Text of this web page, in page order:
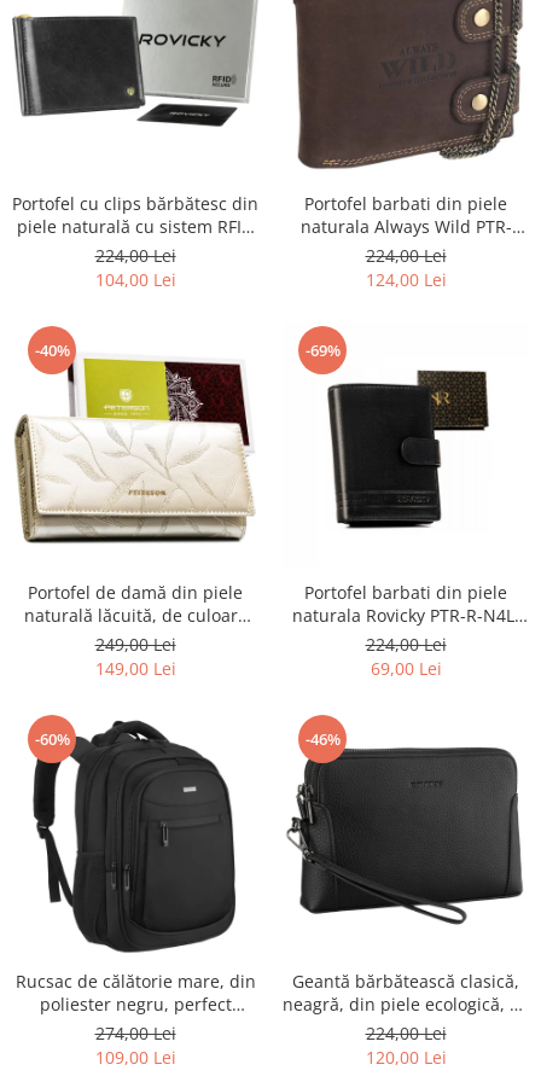
Portofel cu clips bărbătesc din
piele naturală cu sistem RFID
- Rovicky PTR-N1908-RVT-9799
BLACK
224,00 Lei
104,00 Lei
Portofel barbati din piele
naturala Always Wild PTR-
2900-BIC
224,00 Lei
124,00 Lei
-40%
Portofel de damă din piele
naturală lăcuită, de culoare
bej, cu închidere cu capsă -
Peterson
249,00 Lei
149,00 Lei
-69%
Portofel barbati din piele
naturala Rovicky PTR-R-N4L-
GAT-8922 B+B
224,00 Lei
69,00 Lei
-60%
Rucsac de călătorie mare, din
poliester negru, perfect
pentru bagajul de mână -
Rovicky PTR-R-BHX-05-1020
274,00 Lei
109,00 Lei
-46%
Geantă bărbătească clasică,
neagră, din piele ecologică, cu
fermoar - Rovicky PTR-R-SDR-
01-1631 BLACK
224,00 Lei
120,00 Lei